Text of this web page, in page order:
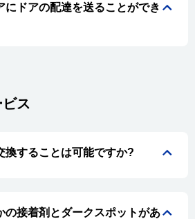
にドアの配達を送ることができ
ス
換することは可能ですか?
の接着剤とダークスポットがあ